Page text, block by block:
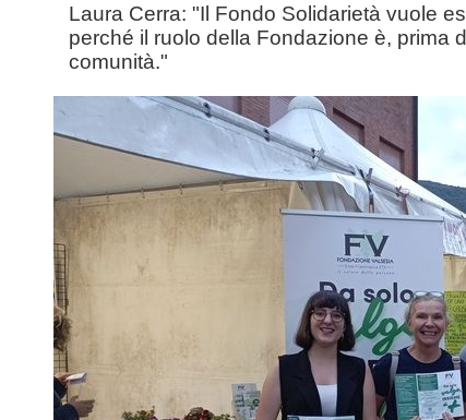
Laura Cerra: "Il Fondo Solidarietà vuole
perché il ruolo della Fondazione è, prima
comunità."